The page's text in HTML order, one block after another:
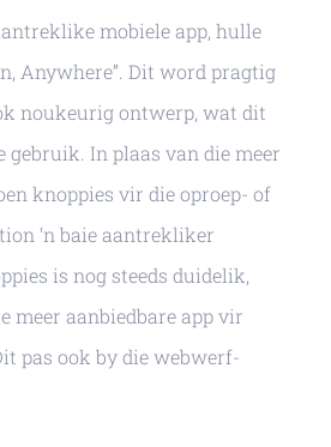
mobiele app, hulle
Anywhere”. Dit word pragtig
noukeurig ontwerp, wat dit
In plaas van die meer
knoppies vir die oproep- of
‘n baie aantrekliker
is nog steeds duidelik,
meer aanbiedbare app vir
pas ook by die webwerf-